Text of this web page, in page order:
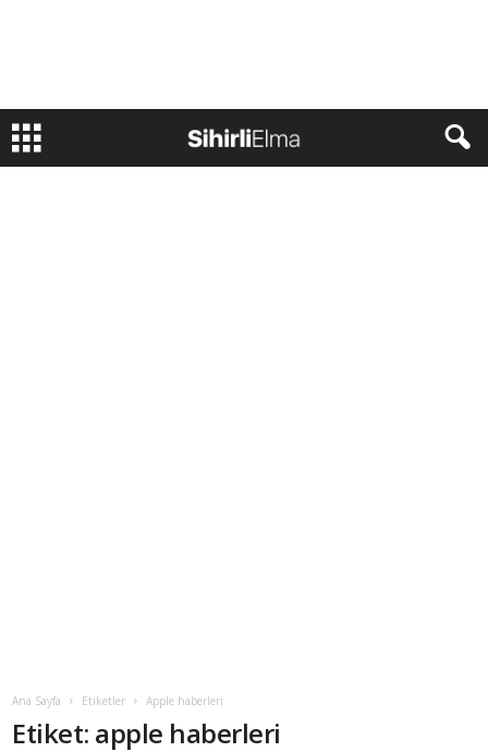
Ana Sayfa Etiketler Apple haberleri
Etiket: apple haberleri